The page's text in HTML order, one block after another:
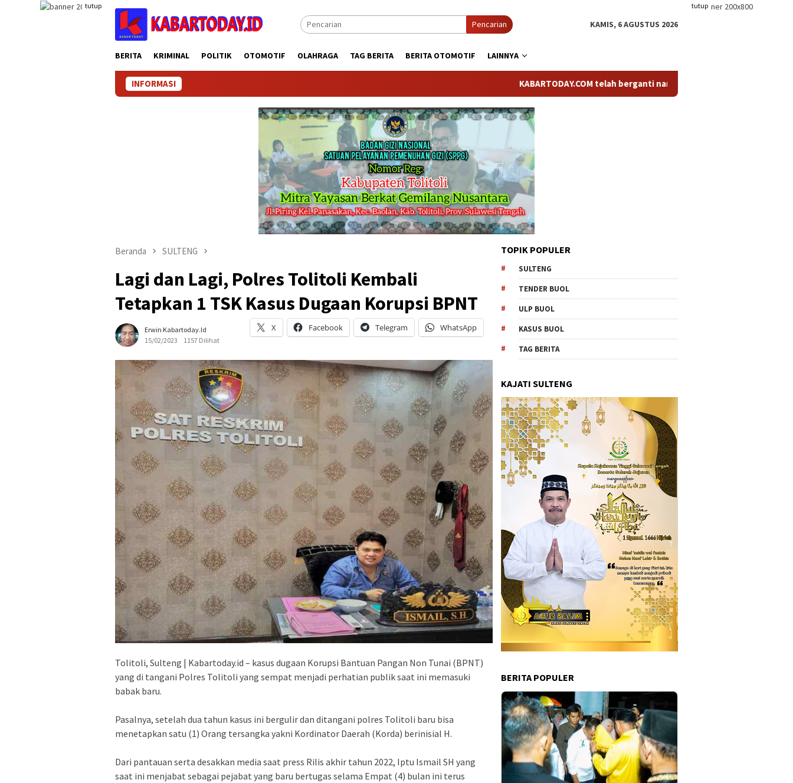
tutup tutup
Pencarian KAMIS, 6 AGUSTUS 2026
BERITA KRIMINAL POLITIK OTOMOTIF OLAHRAGA TAG BERITA BERITA OTOMOTIF LAINNYA
INFORMASI KABARTODAY.COM telah berganti nama menjadi KABARTODAY.ID. Untuk
Beranda SULTENG
Lagi dan Lagi, Polres Tolitoli Kembali
Tetapkan 1 TSK Kasus Dugaan Korupsi BPNT
Erwin Kabartoday.id
15/02/2023
1157 Dilihat
X Facebook Telegram WhatsApp
Tolitoli, Sulteng | Kabartoday.id – kasus dugaan Korupsi Bantuan Pangan Non Tunai (BPNT)
yang di tangani Polres Tolitoli yang sempat menjadi perhatian publik saat ini memasuki
babak baru.
Pasalnya, setelah dua tahun kasus ini bergulir dan ditangani polres Tolitoli baru bisa
menetapkan satu (1) Orang tersangka yakni Kordinator Daerah (Korda) berinisial H.
Dari pantauan serta desakkan media saat press Rilis akhir tahun 2022, Iptu Ismail SH yang
saat ini menjabat sebagai pejabat yang baru bertugas selama Empat (4) bulan ini terus
TOPIK POPULER
SULTENG
TENDER BUOL
ULP BUOL
KASUS BUOL
TAG BERITA
KAJATI SULTENG
BERITA POPULER